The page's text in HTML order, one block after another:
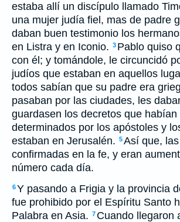
estaba allí un discípulo llamado
una mujer judía fiel, mas de padre
daban buen testimonio los
en Listra y en Iconio. 3 Pablo quiso
con él; y tomándole, le circuncidó
judíos que estaban en aquellos
todos sabían que su padre era
pasaban por las ciudades, les
guardasen los decretos que habían
determinados por los apóstoles y
estaban en Jerusalén. 5Así que,
confirmadas en la fe, y eran
número cada día.
6Y pasando a Frigia y la provincia
fue prohibido por el Espíritu Santo
Palabra en Asia. 7 Cuando llegaron